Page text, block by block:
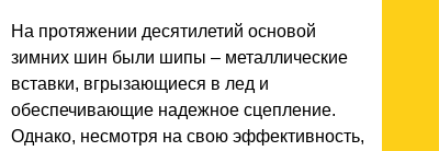
На протяжении десятилетий основой
зимних шин были шипы – металлические
вставки, вгрызающиеся в лед и
обеспечивающие надежное сцепление.
Однако, несмотря на свою эффективность,